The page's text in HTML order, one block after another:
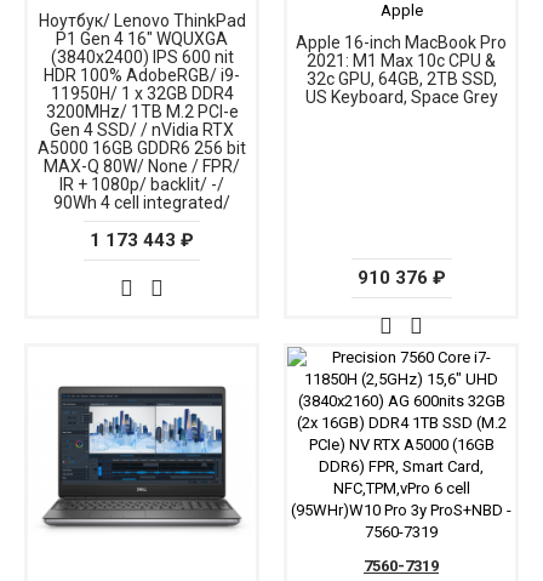
Ноутбук/ Lenovo ThinkPad
P1 Gen 4 16" WQUXGA
(3840x2400) IPS 600 nit
HDR 100% AdobeRGB/ i9-
11950H/ 1 x 32GB DDR4
3200MHz/ 1TB M.2 PCI-e
Gen 4 SSD/ / nVidia RTX
A5000 16GB GDDR6 256 bit
MAX-Q 80W/ None / FPR/
IR + 1080p/ backlit/ -/
90Wh 4 cell integrated/
1 173 443 ₽
Apple 16-inch MacBook Pro
2021: M1 Max 10c CPU &
32c GPU, 64GB, 2TB SSD,
US Keyboard, Space Grey
Apple
910 376 ₽
7560-7319